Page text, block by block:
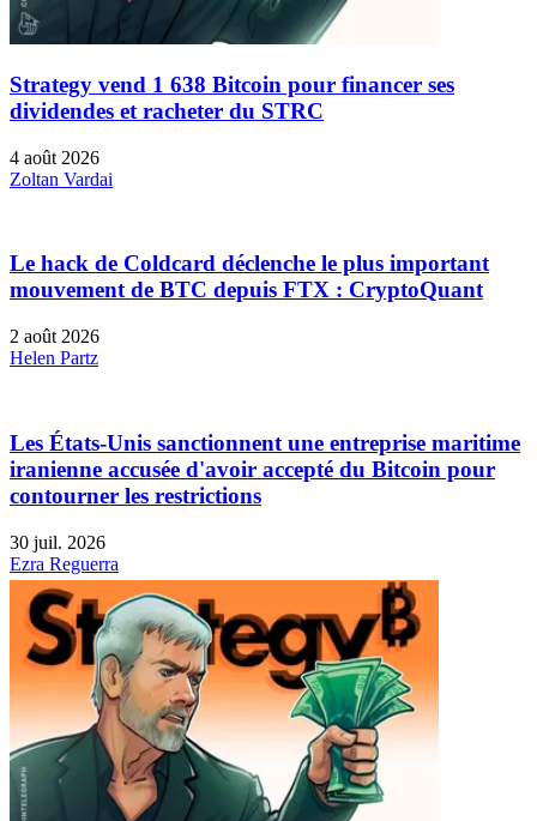
Strategy vend 1 638 Bitcoin pour financer ses
dividendes et racheter du STRC
4 août 2026
Zoltan Vardai
Le hack de Coldcard déclenche le plus important
mouvement de BTC depuis FTX : CryptoQuant
2 août 2026
Helen Partz
Les États-Unis sanctionnent une entreprise maritime
iranienne accusée d'avoir accepté du Bitcoin pour
contourner les restrictions
30 juil. 2026
Ezra Reguerra